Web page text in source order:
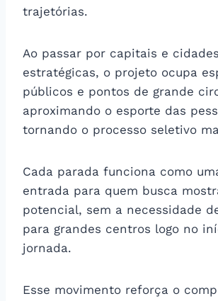
trajetórias.
Ao passar por capitais e cidades
estratégicas, o projeto ocupa
públicos e pontos de grande
aproximando o esporte das
tornando o processo seletivo
Cada parada funciona como
entrada para quem busca
potencial, sem a necessidade
para grandes centros logo no
jornada.
Esse movimento reforça o